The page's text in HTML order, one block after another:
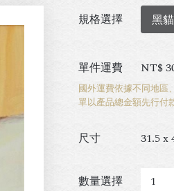
規格選擇 黑
單件運費 NT$
國外運費依據不同地區
單以產品總金額先行付
尺寸 31.5 x
數量選擇